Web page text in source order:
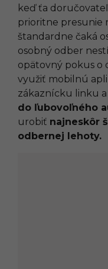
keď ťa doručovateľ
prioritne presunie
štandardne čaká
osobný odber
opätovný pokus o
využiť mobilnú
zákaznícku linku a
do ľubovoľného
urobiť najneskôr
odbernej lehoty.